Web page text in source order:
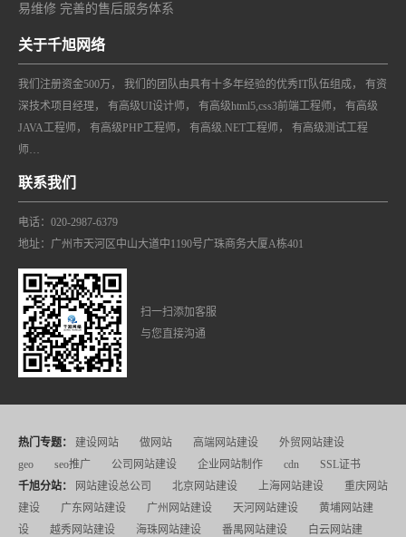
易维修 完善的售后服务体系
关于千旭网络
我们注册资金500万， 我们的团队由具有十多年经验的优秀IT队伍组成， 有资
深技术项目经理， 有高级UI设计师， 有高级html5,css3前端工程师， 有高级
JAVA工程师， 有高级PHP工程师， 有高级.NET工程师， 有高级测试工程
师…
联系我们
电话：020-2987-6379
地址：广州市天河区中山大道中1190号广珠商务大厦A栋401
扫一扫添加客服
与您直接沟通
热门专题： 建设网站 做网站 高端网站建设
外贸网站建设
geo
seo推广 公司网站建设 企业网站制作 cdn
SSL证书
千旭分站：
网站建设总公司 北京网站建设 上海网站建设
重庆网站
建设
广东网站建设 广州网站建设 天河网站建设
黄埔网站建
设
越秀网站建设 海珠网站建设 番禺网站建设
白云网站建